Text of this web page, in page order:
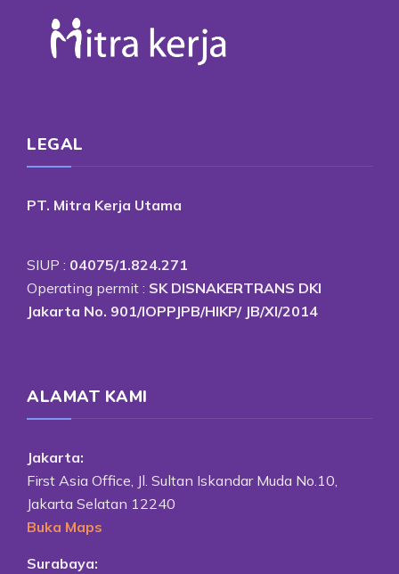
LEGAL
PT. Mitra Kerja Utama
SIUP : 04075/1.824.271
Operating permit : SK DISNAKERTRANS DKI
Jakarta No. 901/IOPPJPB/HIKP/ JB/XI/2014
ALAMAT KAMI
Jakarta:
First Asia Office, Jl. Sultan Iskandar Muda No.10,
Jakarta Selatan 12240
Buka Maps
Surabaya: